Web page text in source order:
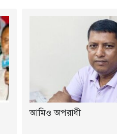
আমিও অপরাধী